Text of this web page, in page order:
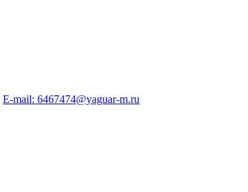
E-mail: 6467474@yaguar-m.ru